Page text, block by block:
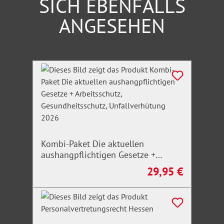
Einrichtungen.
SICH EBENFALLS
ANGESEHEN
Produktgalerie überspringen
Kombi-Paket Die aktuellen
aushangpflichtigen Gesetze +
Arbeitsschutz, Gesundheitsschutz,
Regulärer Preis:
29,95 €